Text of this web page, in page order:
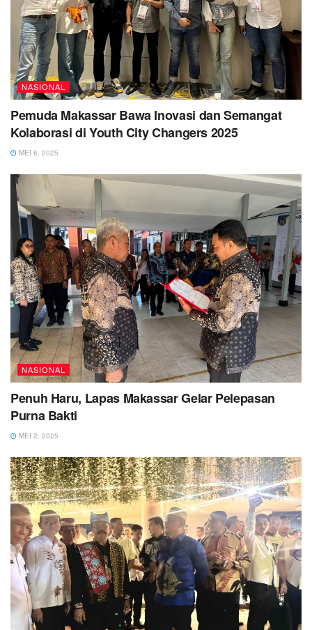
NASIONAL
Pemuda Makassar Bawa Inovasi dan Semangat
Kolaborasi di Youth City Changers 2025
MEI 6, 2025
NASIONAL
Penuh Haru, Lapas Makassar Gelar Pelepasan
Purna Bakti
MEI 2, 2025